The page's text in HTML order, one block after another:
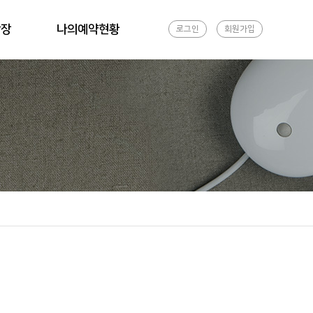
나의예약현황 로그인 회원가입